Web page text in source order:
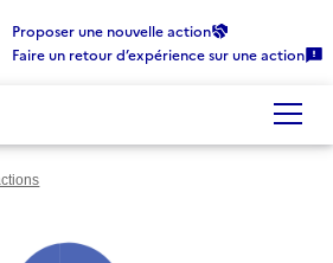
Proposer une nouvelle action
Faire un retour d’expérience sur une action